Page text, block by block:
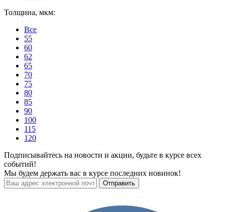
Толщина, мкм:
Все
55
60
62
65
70
75
80
85
90
100
115
120
Подписывайтесь на новости и акции, будьте в курсе всех
событий!
Мы будем держать вас в курсе последних новинок!